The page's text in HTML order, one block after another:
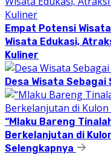
Empat Potensi
Wisata Edukasi,
Kuliner
Desa Wisata
“Mlaku Bareng
Berkelanjutan di
Selengkapnya